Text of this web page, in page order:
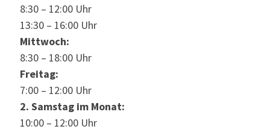
8:30 – 12:00 Uhr
13:30 – 16:00 Uhr
Mittwoch:
8:30 – 18:00 Uhr
Freitag:
7:00 – 12:00 Uhr
2. Samstag im Monat:
10:00 – 12:00 Uhr